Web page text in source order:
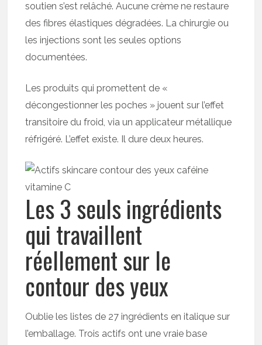
soutien s’est relâché. Aucune crème ne restaure
des fibres élastiques dégradées. La chirurgie ou
les injections sont les seules options
documentées.
Les produits qui promettent de «
décongestionner les poches » jouent sur l’effet
transitoire du froid, via un applicateur métallique
réfrigéré. L’effet existe. Il dure deux heures.
Les 3 seuls ingrédients
qui travaillent
réellement sur le
contour des yeux
Oublie les listes de 27 ingrédients en italique sur
l’emballage. Trois actifs ont une vraie base